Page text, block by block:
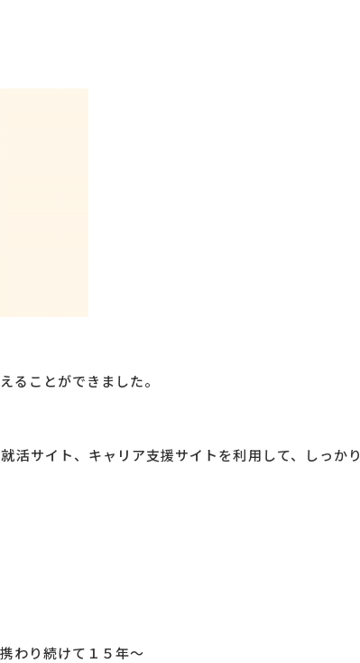
ることができました。
活サイト、キャリア支援サイトを利用して、しっかり
わり続けて１５年～